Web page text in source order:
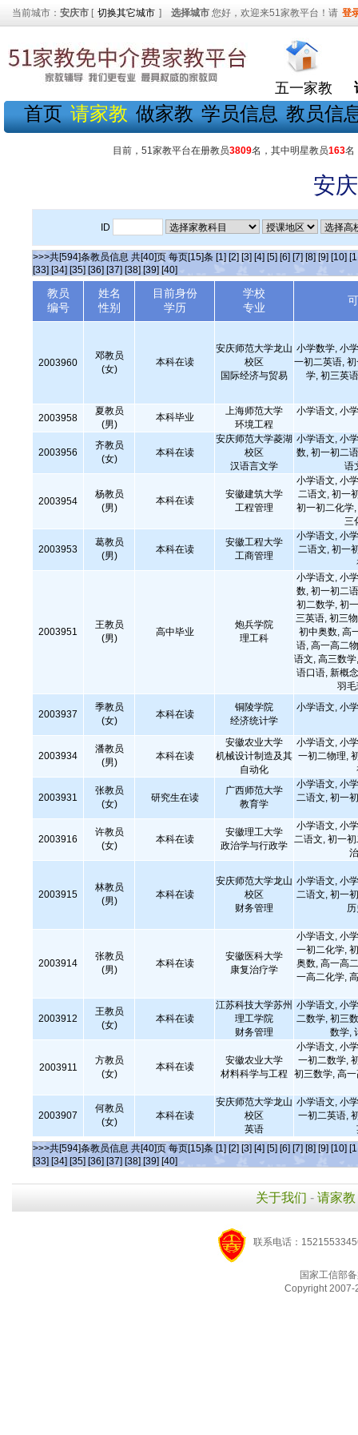
当前城市： 安庆市 [ 切换其它城市 ] 选择城市 您好，欢迎来51家教平台！请 登
五一家教
首页 请家教 做家教 学员信息 教员信
目前，51家教平台在册教员3809名，其中明星教员163名
安
ID
>>>共[594]条教员信息 共[40]页 每页[15]条 [1] [2] [3] [4] [5] [6] [7] [8] [9] [10]
[33] [34] [35] [36] [37] [38] [39] [40]
教员
编号
姓名
性别
目前身份
学历
学校
专业
2003960
邓教员
(女)
本科在读
安庆师范大学龙山
校区
国际经济与贸易
小学数学, 小
一初二英语,
学, 初三英
2003958
夏教员
(男)
本科毕业
上海师范大学
环境工程
小学语文, 小
2003956
齐教员
(女)
本科在读
安庆师范大学菱湖
校区
汉语言文学
小学语文, 小
数, 初一初二
语
2003954
杨教员
(男)
本科在读
安徽建筑大学
工程管理
小学语文, 小
二语文, 初一
初一初二化学
三
2003953
葛教员
(男)
本科在读
安徽工程大学
工商管理
小学语文, 小
二语文, 初一
2003951
王教员
(男)
高中毕业
炮兵学院
理工科
小学语文, 小
数, 初一初二
初二数学, 初
三英语, 初三
初中奥数, 高
语, 高一高二
语文, 高三数
语口语, 新概
羽
2003937
季教员
(女)
本科在读
铜陵学院
经济统计学
小学语文, 小
2003934
潘教员
(男)
本科在读
安徽农业大学
机械设计制造及其
自动化
小学语文, 小
一初二物理,
2003931
张教员
(女)
研究生在读
广西师范大学
教育学
小学语文, 小
二语文, 初一
2003916
许教员
(女)
本科在读
安徽理工大学
政治学与行政学
小学语文, 小
二语文, 初一
2003915
林教员
(男)
本科在读
安庆师范大学龙山
校区
财务管理
小学语文, 小
二语文, 初一
2003914
张教员
(男)
本科在读
安徽医科大学
康复治疗学
小学语文, 小
一初二化学,
奥数, 高一高
一高二化学,
2003912
王教员
(女)
本科在读
江苏科技大学苏州
理工学院
财务管理
小学语文, 小
二数学, 初三
数学,
2003911
方教员
(女)
本科在读
安徽农业大学
材料科学与工程
小学语文, 小
一初二数学,
初三数学, 高
2003907
何教员
(女)
本科在读
安庆师范大学龙山
校区
英语
小学语文, 小
一初二英语,
>>>共[594]条教员信息 共[40]页 每页[15]条 [1] [2] [3] [4] [5] [6] [7] [8] [9] [10]
[33] [34] [35] [36] [37] [38] [39] [40]
关于我们 - 请家教
联系电话：
国家工信部
Copyright 2007-